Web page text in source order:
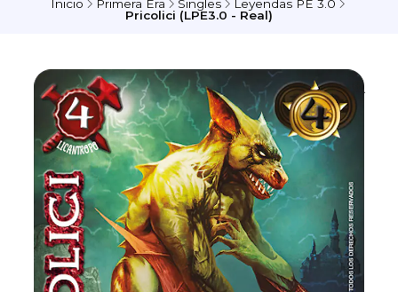
Inicio Primera Era Singles
Leyendas PE 3.0
Pricolici (LPE3.0 - Real)